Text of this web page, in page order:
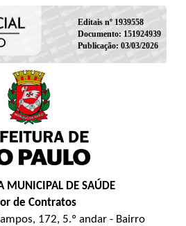
Editais nº 1939558
Documento: 151924939
Publicação: 03/03/2026
MUNICIPAL DE SAÚDE
de Contratos
172, 5.º andar - Bairro